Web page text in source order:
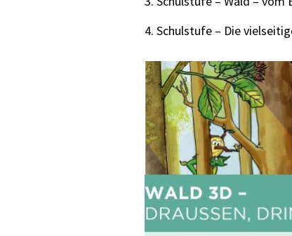
4. Schulstufe – Die